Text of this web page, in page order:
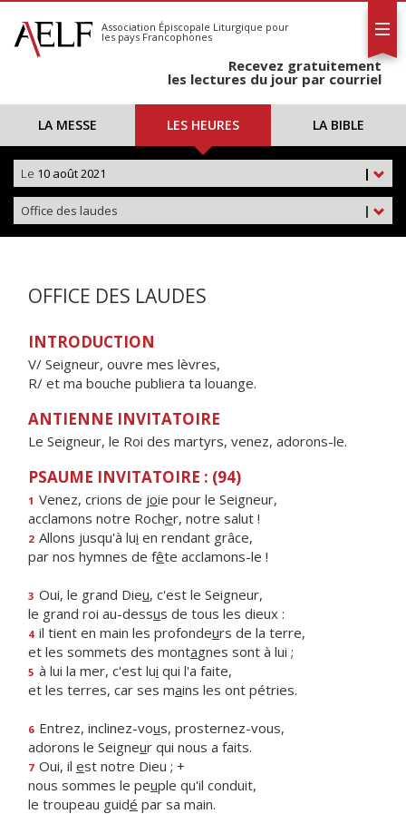
S'abonner
Calendrier
Association Épiscopale Liturgique pour
les pays Francophones
Recevez gratuitement
les lectures du jour par courriel
LA MESSE LES HEURES LA BIBLE
|
Le 10 août 2021
|
Office des laudes
OFFICE DES LAUDES
INTRODUCTION
V/ Seigneur, ouvre mes lèvres,
R/ et ma bouche publiera ta louange.
ANTIENNE INVITATOIRE
Le Seigneur, le Roi des martyrs, venez, adorons-le.
PSAUME INVITATOIRE : (94)
1 Venez, crions de joie pour le Seigneur,
acclamons notre Rocher, notre salut !
2 Allons jusqu'à lui en rendant grâce,
par nos hymnes de fête acclamons-le !
3 Oui, le grand Dieu, c'est le Seigneur,
le grand roi au-dessus de tous les dieux :
4 il tient en main les profondeurs de la terre,
et les sommets des montagnes sont à lui ;
5 à lui la mer, c'est lui qui l'a faite,
et les terres, car ses mains les ont pétries.
6 Entrez, inclinez-vous, prosternez-vous,
adorons le Seigneur qui nous a faits.
7 Oui, il est notre Dieu ; +
nous sommes le peuple qu'il conduit,
le troupeau guidé par sa main.